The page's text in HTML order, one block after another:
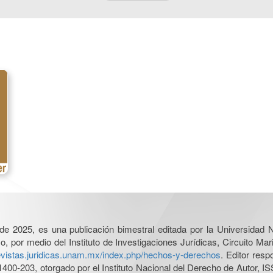
2025, es una publicación bimestral editada por la Universidad
por medio del Instituto de Investigaciones Jurídicas, Circuito
index.php/hechos-y-derechos. Editor
203, otorgado por el Instituto Nacional del Derecho de Autor,